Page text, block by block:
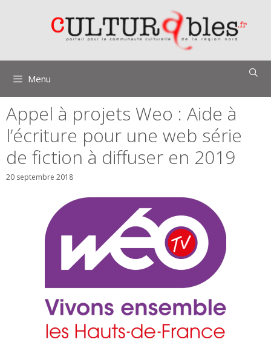
Menu
Appel à projets Weo : Aide à
l’écriture pour une web série
de fiction à diffuser en 2019
20 septembre 2018